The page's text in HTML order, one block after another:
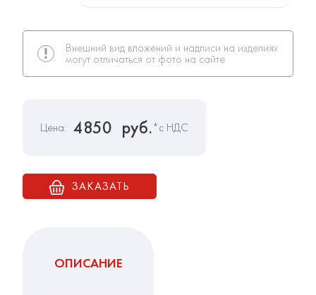
Внешний вид вложений и надписи на изделиях
могут отличаться от фото на сайте
Цена: 4850 руб.*с НДС
ЗАКАЗАТЬ
ОПИСАНИЕ